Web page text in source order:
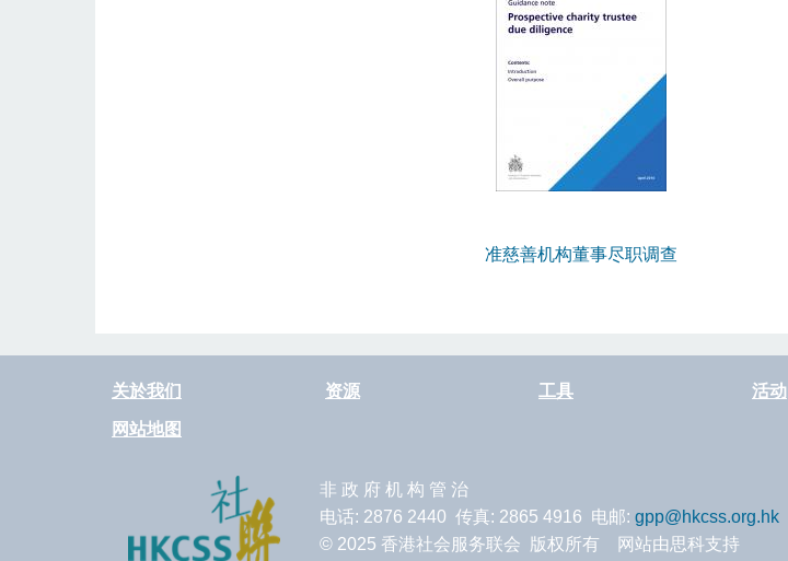
准慈善机构董事尽职调查
关於我们 资源 工具 活动
网站地图
非 政 府 机 构 管 治
电话: 2876 2440 传真: 2865 4916 电邮: gpp@hkcss.org.hk
© 2025 香港社会服务联会 版权所有 网站由思科支持